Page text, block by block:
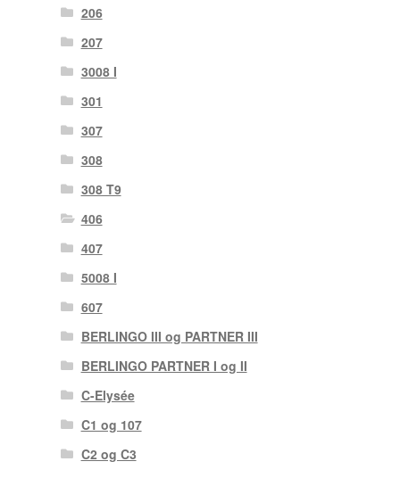
206
207
3008 I
301
307
308
308 T9
406
407
5008 I
607
BERLINGO III og PARTNER III
BERLINGO PARTNER I og II
C-Elysée
C1 og 107
C2 og C3